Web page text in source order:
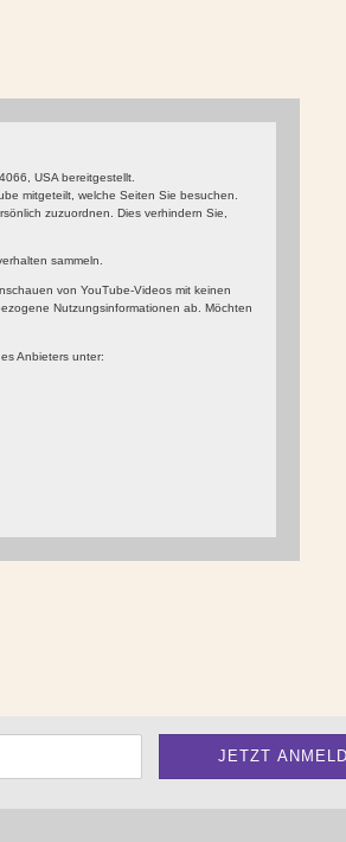
USA bereitgestellt.
mitgeteilt, welche Seiten Sie besuchen.
zuzuordnen. Dies verhindern Sie,
sammeln.
von YouTube-Videos mit keinen
Nutzungsinformationen ab. Möchten
Anbieters unter: